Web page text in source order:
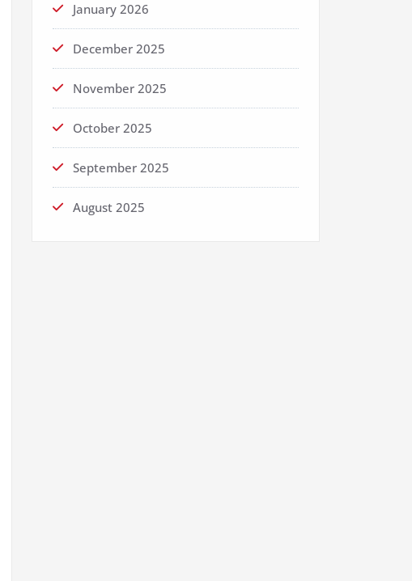
January 2026
December 2025
November 2025
October 2025
September 2025
August 2025